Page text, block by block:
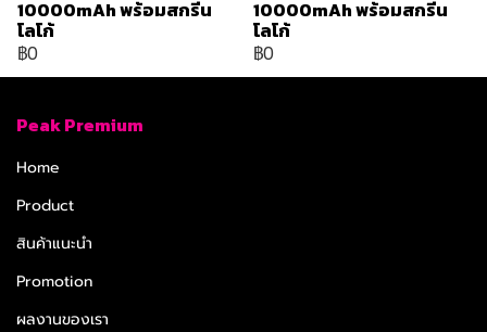
10000mAh พร้อมสกรีน
โลโก้
฿0
10000mAh พร้อมสกรีน
โลโก้
฿0
Peak Premium
Home
Product
สินค้าแนะนำ
Promotion
ผลงานของเรา